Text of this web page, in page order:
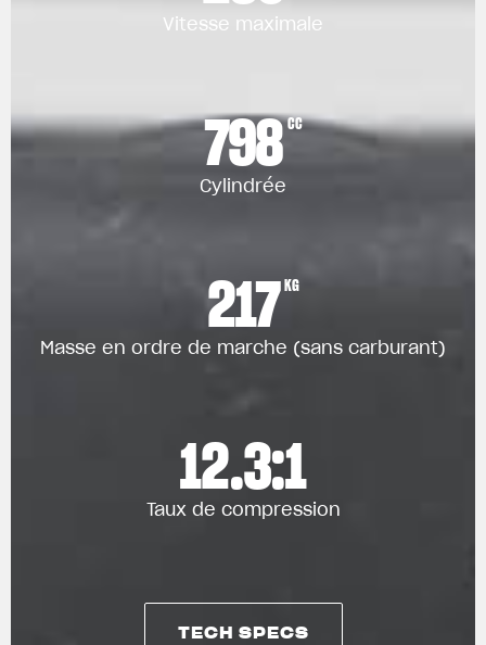
Vitesse maximale
798 CC
Cylindrée
217 KG
Masse en ordre de marche (sans carburant)
12.3:1
Taux de compression
TECH SPECS